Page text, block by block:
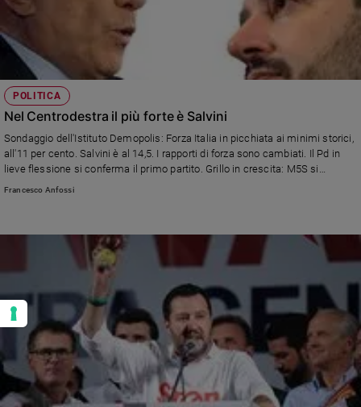
POLITICA
Nel Centrodestra il più forte è Salvini
Sondaggio dell'Istituto Demopolis: Forza Italia in picchiata ai minimi storici,
all'11 per cento. Salvini è al 14,5. I rapporti di forza sono cambiati. Il Pd in
lieve flessione si conferma il primo partito. Grillo in crescita: M5S si
conferma il secondo partito: raggiunta la quota del venti per cento.
Francesco Anfossi